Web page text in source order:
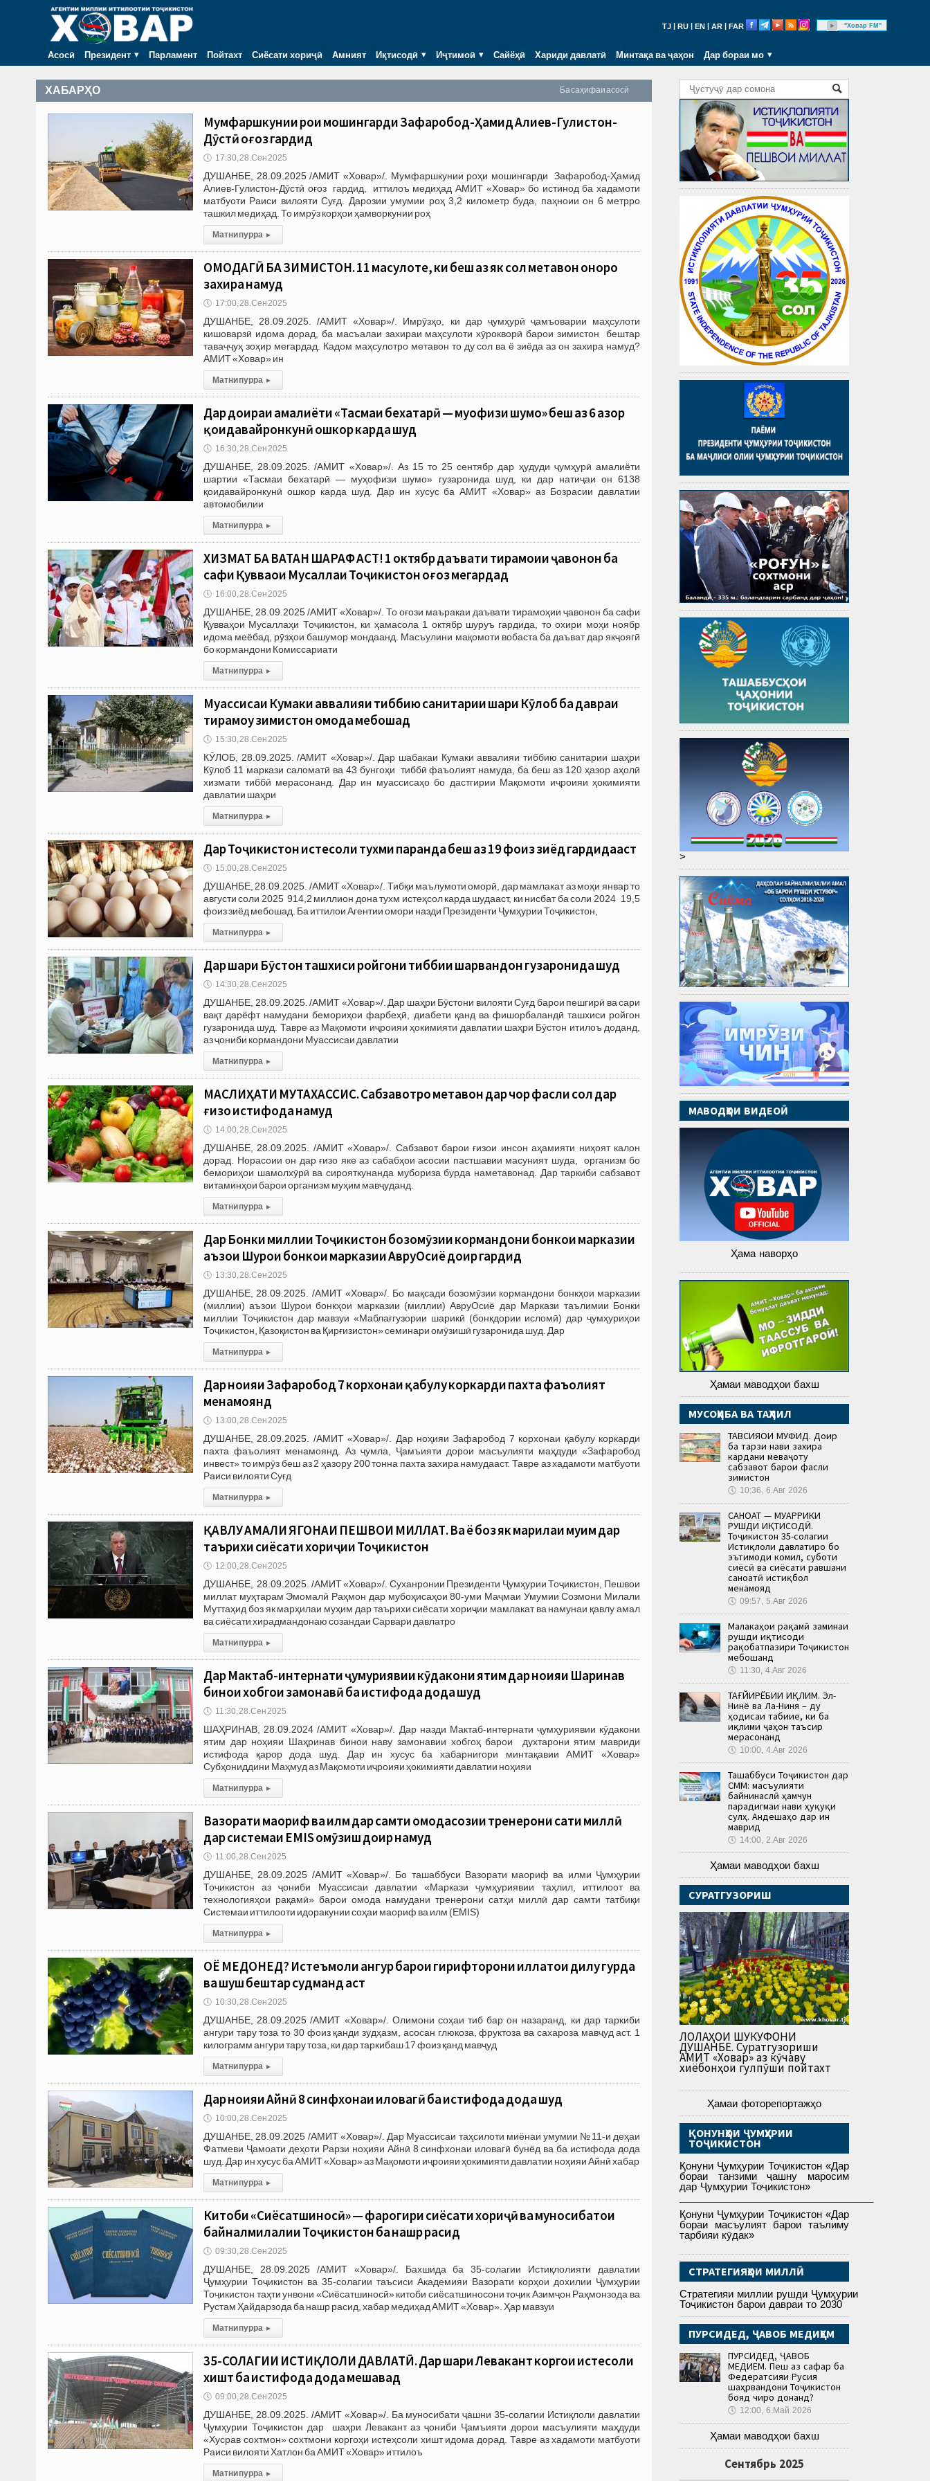
TJ RU EN AR FAR "Ховар FM"
Асосӣ Президент Парламент Пойтахт Сиёсати хориҷӣ Амният Иқтисодӣ Иҷтимоӣ Сайёҳӣ Хариди давлатӣ Минтақа ва ҷаҳон Дар бораи мо
Ба саҳифаи асосӣ
ХАБАРҲО
Мумфаршкунии роҳи мошингарди Зафаробод-Ҳамид Алиев-Гулистон-
Дӯстӣ оғоз гардид
🕔 17:30, 28.Сен 2025
ДУШАНБЕ, 28.09.2025 /АМИТ «Ховар»/. Мумфаршкунии роҳи мошингарди Зафаробод-Ҳамид
Алиев-Гулистон-Дӯстӣ оғоз гардид, иттилоъ медиҳад АМИТ «Ховар» бо истинод ба хадамоти
матбуоти Раиси вилояти Суғд. Дарозии умумии роҳ 3,2 километр буда, паҳноии он 6 метрро
ташкил медиҳад. То имрӯз корҳои ҳамворкунии роҳ
Матни пурра ▸
ОМОДАГӢ БА ЗИМИСТОН. 11 маҳсулоте, ки беш аз як сол метавон онҳоро
захира намуд
🕔 17:00, 28.Сен 2025
ДУШАНБЕ, 28.09.2025. /АМИТ «Ховар»/. Имрӯзҳо, ки дар ҷумҳурӣ ҷамъоварии маҳсулоти
кишоварзӣ идома дорад, ба масъалаи захираи маҳсулоти хӯрокворӣ барои зимистон бештар
таваҷҷуҳ зоҳир мегардад. Кадом маҳсулотро метавон то ду сол ва ё зиёда аз он захира намуд?
АМИТ «Ховар» ин
Матни пурра ▸
Дар доираи амалиёти «Тасмаи бехатарӣ — муҳофизи шумо» беш аз 6 ҳазор
қоидавайронкунӣ ошкор карда шуд
🕔 16:30, 28.Сен 2025
ДУШАНБЕ, 28.09.2025. /АМИТ «Ховар»/. Аз 15 то 25 сентябр дар ҳудуди ҷумҳурӣ амалиёти
шартии «Тасмаи бехатарӣ — муҳофизи шумо» гузаронида шуд, ки дар натиҷаи он 6138
қоидавайронкунӣ ошкор карда шуд. Дар ин хусус ба АМИТ «Ховар» аз Бозрасии давлатии
автомобилии
Матни пурра ▸
ХИЗМАТ БА ВАТАН ШАРАФ АСТ! 1 октябр даъвати тирамоҳии ҷавонон ба
сафи Қувваҳои Мусаллаҳи Тоҷикистон оғоз мегардад
🕔 16:00, 28.Сен 2025
ДУШАНБЕ, 28.09.2025 /АМИТ «Ховар»/. То оғози маъракаи даъвати тирамоҳии ҷавонон ба сафи
Қувваҳои Мусаллаҳи Тоҷикистон, ки ҳамасола 1 октябр шуруъ гардида, то охири моҳи ноябр
идома меёбад, рӯзҳои башумор мондаанд. Масъулини мақомоти вобаста ба даъват дар якҷоягӣ
бо кормандони Комиссариати
Матни пурра ▸
Муассисаи Кумаки аввалияи тиббию санитарии шаҳри Кӯлоб ба давраи
тирамоҳу зимистон омода мебошад
🕔 15:30, 28.Сен 2025
КӮЛОБ, 28.09.2025. /АМИТ «Ховар»/. Дар шабакаи Кумаки аввалияи тиббию санитарии шаҳри
Кӯлоб 11 маркази саломатӣ ва 43 бунгоҳи тиббӣ фаъолият намуда, ба беш аз 120 ҳазор аҳолӣ
хизмати тиббӣ мерасонанд. Дар ин муассисаҳо бо дастгирии Мақомоти иҷроияи ҳокимияти
давлатии шаҳри
Матни пурра ▸
Дар Тоҷикистон истеҳсоли тухми паранда беш аз 19 фоиз зиёд гардидааст
🕔 15:00, 28.Сен 2025
ДУШАНБЕ, 28.09.2025. /АМИТ «Ховар»/. Тибқи маълумоти оморӣ, дар мамлакат аз моҳи январ то
августи соли 2025 914,2 миллион дона тухм истеҳсол карда шудааст, ки нисбат ба соли 2024 19,5
фоиз зиёд мебошад. Ба иттилои Агентии омори назди Президенти Ҷумҳурии Тоҷикистон,
Матни пурра ▸
Дар шаҳри Бӯстон ташхиси ройгони тиббии шаҳрвандон гузаронида шуд
🕔 14:30, 28.Сен 2025
ДУШАНБЕ, 28.09.2025. /АМИТ «Ховар»/. Дар шаҳри Бӯстони вилояти Суғд барои пешгирӣ ва сари
вақт дарёфт намудани бемориҳои фарбеҳӣ, диабети қанд ва фишорбаландӣ ташхиси ройгон
гузаронида шуд. Тавре аз Мақомоти иҷроияи ҳокимияти давлатии шаҳри Бӯстон итилоъ доданд,
аз ҷониби кормандони Муассисаи давлатии
Матни пурра ▸
МАСЛИҲАТИ МУТАХАССИС. Сабзавотро метавон дар чор фасли сол дар
ғизо истифода намуд
🕔 14:00, 28.Сен 2025
ДУШАНБЕ, 28.09.2025. /АМИТ «Ховар»/. Сабзавот барои ғизои инсон аҳамияти ниҳоят калон
дорад. Норасоии он дар ғизо яке аз сабабҳои асосии пастшавии масуният шуда, организм бо
бемориҳои шамолхӯрӣ ва сирояткунанда мубориза бурда наметавонад. Дар таркиби сабзавот
витаминҳои барои организм муҳим мавҷуданд.
Матни пурра ▸
Дар Бонки миллии Тоҷикистон бозомӯзии кормандони бонкҳои марказии
аъзои Шурои бонкҳои марказии АвруОсиё доир гардид
🕔 13:30, 28.Сен 2025
ДУШАНБЕ, 28.09.2025. /АМИТ «Ховар»/. Бо мақсади бозомӯзии кормандони бонкҳои марказии
(миллии) аъзои Шурои бонкҳои марказии (миллии) АвруОсиё дар Маркази таълимии Бонки
миллии Тоҷикистон дар мавзуи «Маблағгузории шарикӣ (бонкдории исломӣ) дар ҷумҳуриҳои
Тоҷикистон, Қазоқистон ва Қирғизистон» семинари омӯзишӣ гузаронида шуд. Дар
Матни пурра ▸
Дар ноҳияи Зафаробод 7 корхонаи қабулу коркарди пахта фаъолият
менамоянд
🕔 13:00, 28.Сен 2025
ДУШАНБЕ, 28.09.2025. /АМИТ «Ховар»/. Дар ноҳияи Зафаробод 7 корхонаи қабулу коркарди
пахта фаъолият менамоянд. Аз ҷумла, Ҷамъияти дорои масъулияти маҳдуди «Зафаробод
инвест» то имрӯз беш аз 2 ҳазору 200 тонна пахта захира намудааст. Тавре аз хадамоти матбуоти
Раиси вилояти Суғд
Матни пурра ▸
ҚАВЛУ АМАЛИ ЯГОНАИ ПЕШВОИ МИЛЛАТ. Ва ё боз як марҳилаи муҳим дар
таърихи сиёсати хориҷии Тоҷикистон
🕔 12:00, 28.Сен 2025
ДУШАНБЕ, 28.09.2025. /АМИТ «Ховар»/. Суханронии Президенти Ҷумҳурии Тоҷикистон, Пешвои
миллат муҳтарам Эмомалӣ Раҳмон дар мубоҳисаҳои 80-уми Маҷмаи Умумии Созмони Милали
Муттаҳид боз як марҳилаи муҳим дар таърихи сиёсати хориҷии мамлакат ва намунаи қавлу амал
ва сиёсати хирадмандонаю созандаи Сарвари давлатро
Матни пурра ▸
Дар Мактаб-интернати ҷумҳуриявии кӯдакони ятим дар ноҳияи Шаҳринав
бинои хобгоҳи замонавӣ ба истифода дода шуд
🕔 11:30, 28.Сен 2025
ШАҲРИНАВ, 28.09.2024 /АМИТ «Ховар»/. Дар назди Мактаб-интернати ҷумҳуриявии кӯдакони
ятим дар ноҳияи Шаҳринав бинои наву замонавии хобгоҳ барои духтарони ятим мавриди
истифода қарор дода шуд. Дар ин хусус ба хабарнигори минтақавии АМИТ «Ховар»
Субҳониддини Маҳмуд аз Мақомоти иҷроияи ҳокимияти давлатии ноҳияи
Матни пурра ▸
Вазорати маориф ва илм дар самти омодасозии тренерони сатҳи миллӣ
дар системаи EMIS омӯзиш доир намуд
🕔 11:00, 28.Сен 2025
ДУШАНБЕ, 28.09.2025 /АМИТ «Ховар»/. Бо ташаббуси Вазорати маориф ва илми Ҷумҳурии
Тоҷикистон аз ҷониби Муассисаи давлатии «Маркази ҷумҳуриявии таҳлил, иттилоот ва
технологияҳои рақамӣ» барои омода намудани тренерони сатҳи миллӣ дар самти татбиқи
Системаи иттилооти идоракунии соҳаи маориф ва илм (EMIS)
Матни пурра ▸
ОЁ МЕДОНЕД? Истеъмоли ангур барои гирифторони иллатҳои дилу гурда
ва шуш бештар судманд аст
🕔 10:30, 28.Сен 2025
ДУШАНБЕ, 28.09.2025 /АМИТ «Ховар»/. Олимони соҳаи тиб бар он назаранд, ки дар таркиби
ангури тару тоза то 30 фоиз қанди зудҳазм, асосан глюкоза, фруктоза ва сахароза мавҷуд аст. 1
килограмм ангури тару тоза, ки дар таркибаш 17 фоиз қанд мавҷуд
Матни пурра ▸
Дар ноҳияи Айнӣ 8 синфхонаи иловагӣ ба истифода дода шуд
🕔 10:00, 28.Сен 2025
ДУШАНБЕ, 28.09.2025 /АМИТ «Ховар»/. Дар Муассисаи таҳсилоти миёнаи умумии №11-и деҳаи
Фатмеви Ҷамоати деҳоти Рарзи ноҳияи Айнӣ 8 синфхонаи иловагӣ бунёд ва ба истифода дода
шуд. Дар ин хусус ба АМИТ «Ховар» аз Мақомоти иҷроияи ҳокимияти давлатии ноҳияи Айнӣ хабар
Матни пурра ▸
Китоби «Сиёсатшиносӣ» — фарогири сиёсати хориҷӣ ва муносибатҳои
байналмилалии Тоҷикистон ба нашр расид
🕔 09:30, 28.Сен 2025
ДУШАНБЕ, 28.09.2025 /АМИТ «Ховар»/. Бахшида ба 35-солагии Истиқлолияти давлатии
Ҷумҳурии Тоҷикистон ва 35-солагии таъсиси Академияи Вазорати корҳои дохилии Ҷумҳурии
Тоҷикистон таҳти унвони «Сиёсатшиносӣ» китоби сиёсатшиносони тоҷик Азимҷон Раҳмонзода ва
Рустам Ҳайдарзода ба нашр расид, хабар медиҳад АМИТ «Ховар». Ҳар мавзуи
Матни пурра ▸
35-СОЛАГИИ ИСТИҚЛОЛИ ДАВЛАТӢ. Дар шаҳри Левакант коргоҳи истеҳсоли
хишт ба истифода дода мешавад
🕔 09:00, 28.Сен 2025
ДУШАНБЕ, 28.09.2025. /АМИТ «Ховар»/. Ба муносибати ҷашни 35-солагии Истиқлоли давлатии
Ҷумҳурии Тоҷикистон дар шаҳри Левакант аз ҷониби Ҷамъияти дорои масъулияти маҳдуди
«Хусрав сохтмон» сохтмони коргоҳи истеҳсоли хишт идома дорад. Тавре аз хадамоти матбуоти
Раиси вилояти Хатлон ба АМИТ «Ховар» иттилоъ
Матни пурра ▸
>
МАВОДҲОИ ВИДЕОӢ
Ҳама наворҳо
Ҳамаи маводҳои бахш
МУСОҲИБА ВА ТАҲЛИЛ
ТАВСИЯҲОИ МУФИД. Доир
ба тарзи нави захира
кардани меваҷоту
сабзавот барои фасли
зимистон
🕔 10:36, 6.Авг 2026
САНОАТ — МУҲАРРИКИ
РУШДИ ИҚТИСОДӢ.
Тоҷикистон 35-солагии
Истиқлоли давлатиро бо
эътимоди комил, суботи
сиёсӣ ва сиёсати равшани
саноатӣ истиқбол
менамояд
🕔 09:57, 5.Авг 2026
Малакаҳои рақамӣ заминаи
рушди иқтисоди
рақобатпазири Тоҷикистон
мебошанд
🕔 11:30, 4.Авг 2026
ТАҒЙИРЁБИИ ИҚЛИМ. Эл-
Нинё ва Ла-Ниня – ду
ҳодисаи табиие, ки ба
иқлими ҷаҳон таъсир
мерасонанд
🕔 10:00, 4.Авг 2026
Ташаббуси Тоҷикистон дар
СММ: масъулияти
байнинаслӣ ҳамчун
парадигмаи нави ҳуқуқи
сулҳ. Андешаҳо дар ин
маврид
🕔 14:00, 2.Авг 2026
Ҳамаи маводҳои бахш
СУРАТГУЗОРИШ
ЛОЛАҲОИ ШУКУФОНИ
ДУШАНБЕ. Суратгузориши
АМИТ «Ховар» аз кӯчаву
хиёбонҳои гулпӯши пойтахт
Ҳамаи фоторепортажҳо
ҚОНУНҲОИ ҶУМҲУРИИ
ТОҶИКИСТОН
Қонуни Ҷумҳурии Тоҷикистон «Дар
бораи танзими ҷашну маросим
дар Ҷумҳурии Тоҷикистон»
Қонуни Ҷумҳурии Тоҷикистон «Дар
бораи масъулият барои таълиму
тарбияи кӯдак»
СТРАТЕГИЯҲОИ МИЛЛӢ
Стратегияи миллии рушди Ҷумҳурии
Тоҷикистон барои давраи то 2030
ПУРСИДЕД, ҶАВОБ МЕДИҲЕМ
ПУРСИДЕД, ҶАВОБ
МЕДИҲЕМ. Пеш аз сафар ба
Федератсияи Русия
шаҳрвандони Тоҷикистон
бояд чиро донанд?
🕔 12:00, 6.Май 2026
Ҳамаи маводҳои бахш
Сентябрь 2025